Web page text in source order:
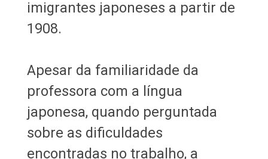
imigrantes japoneses a partir de
1908.
Apesar da familiaridade da
professora com a língua
japonesa, quando perguntada
sobre as dificuldades
encontradas no trabalho, a